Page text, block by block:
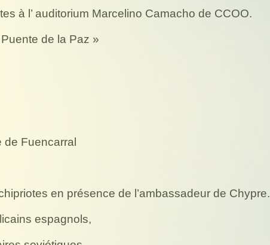
à l’ auditorium Marcelino Camacho de CCOO.
de la Paz »
Fuencarral
en présence de l’ambassadeur de Chypre.
espagnols,